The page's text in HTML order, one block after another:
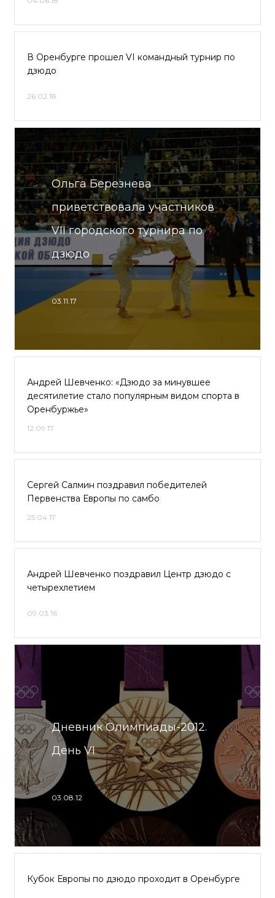
В Оренбурге прошел VI командный турнир по
дзюдо
26.02.18
Ольга Березнева
приветствовала участников
VII городского турнира по
дзюдо
03.11.17
Андрей Шевченко: «Дзюдо за минувшее
десятилетие стало популярным видом спорта в
Оренбуржье»
12.09.17
Сергей Салмин поздравил победителей
Первенства Европы по самбо
25.04.17
Андрей Шевченко поздравил Центр дзюдо с
четырехлетием
09.03.16
Дневник Олимпиады-2012.
День VI
03.08.12
Кубок Европы по дзюдо проходит в Оренбурге